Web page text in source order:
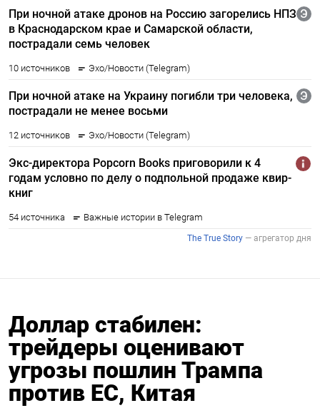
Доллар стабилен:
трейдеры оценивают
угрозы пошлин Трампа
против ЕС, Китая